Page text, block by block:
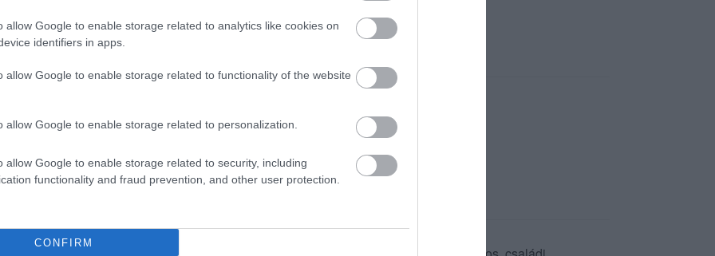
allow Google to enable storage related to analytics like cookies on
identifiers in apps.
allow Google to enable storage related to functionality of the website
allow Google to enable storage related to personalization.
allow Google to enable storage related to security, including
functionality and fraud prevention, and other user protection.
CONFIRM